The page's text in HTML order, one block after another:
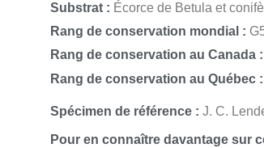
Substrat : Écorce de Betula et
Rang de conservation mondial :
Rang de conservation au Canada :
Rang de conservation au Québec :
Spécimen de référence : J. C.
Pour en connaître davantage sur